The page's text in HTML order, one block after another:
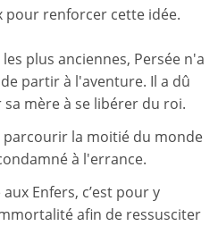
pour renforcer cette idée.
plus anciennes, Persée n'a
partir à l'aventure. Il a dû
mère à se libérer du roi.
parcourir la moitié du monde
à l'errance.
Enfers, c’est pour y
afin de ressusciter